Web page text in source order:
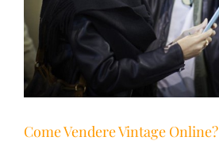
Come Vendere Vintage Online?